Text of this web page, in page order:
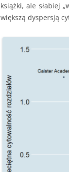
książki, ale słabiej
większą dyspersją